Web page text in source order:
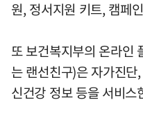
원, 정서지원 키트, 캠페
또 보건복지부의 온라인
는 랜선친구)은 자가진
신건강 정보 등을 서비스